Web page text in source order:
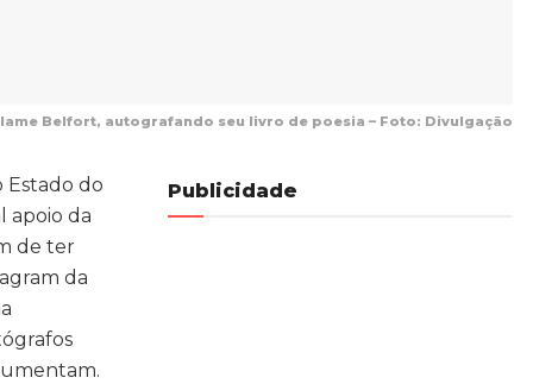
Belfort, autografando seu livro de poesia – Foto: Divulgação
Estado do
apoio da
de ter
da
Publicidade